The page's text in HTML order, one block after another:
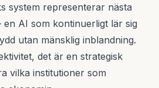
system representerar nästa
AI som kontinuerligt lär sig
utan mänsklig inblandning.
det är en strategisk
vilka institutioner som